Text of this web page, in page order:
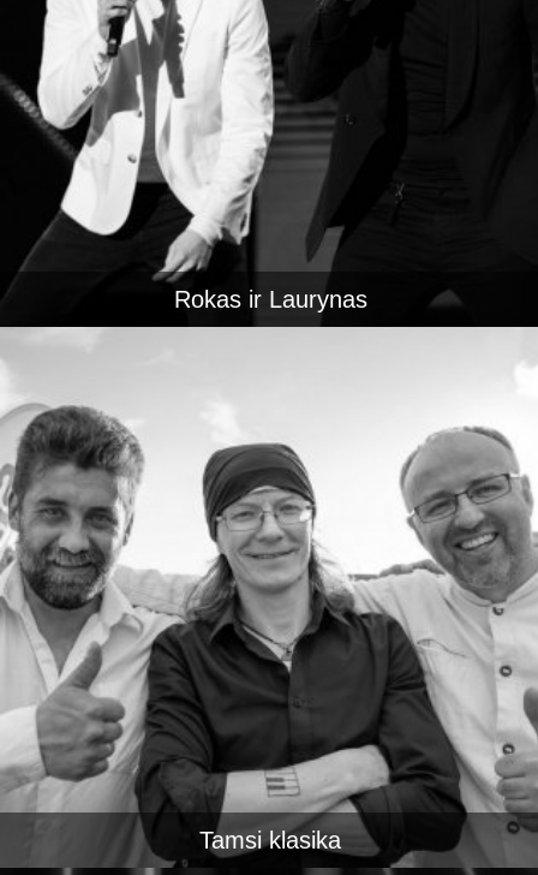
Rokas ir Laurynas
Tamsi klasika